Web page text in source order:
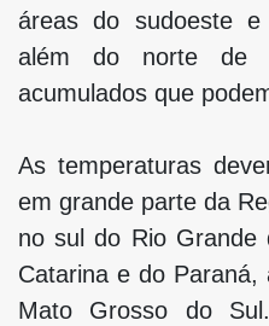
áreas do sudoeste e
além do norte de
acumulados que
As temperaturas
em grande parte da
no sul do Rio Grande
Catarina e do
Mato Grosso do